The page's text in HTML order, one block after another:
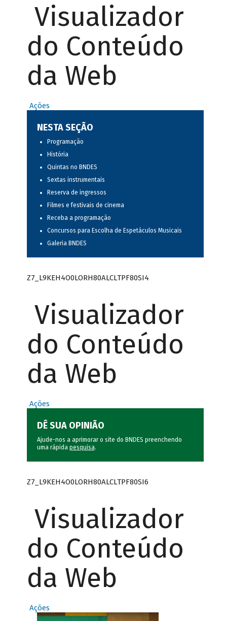
Visualizador
do Conteúdo
da Web
Ações
NESTA SEÇÃO
Programação
História
Quintas no BNDES
Sextas instrumentais
Reserva de ingressos
Filmes e festivais de cinema
Receba a programação
Concursos para Escolha de Espetáculos Musicais
Galeria BNDES
Z7_L9KEH4O0LORH80ALCLTPF80SI4
Visualizador
do Conteúdo
da Web
Ações
DÊ SUA OPINIÃO
Ajude-nos a aprimorar o site do BNDES preenchendo
uma rápida pesquisa.
Z7_L9KEH4O0LORH80ALCLTPF80SI6
Visualizador
do Conteúdo
da Web
Ações